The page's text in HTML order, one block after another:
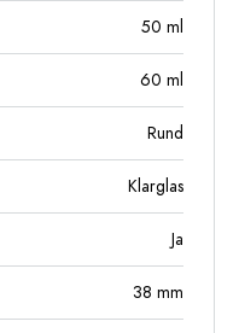
50 ml
60 ml
Rund
Klarglas
Ja
38 mm